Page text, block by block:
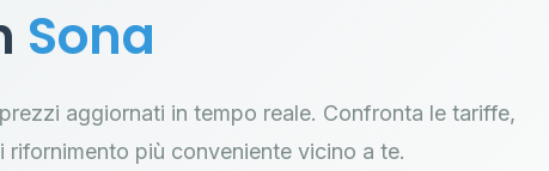
Sona
aggiornati in tempo reale. Confronta le tariffe,
più conveniente vicino a te.